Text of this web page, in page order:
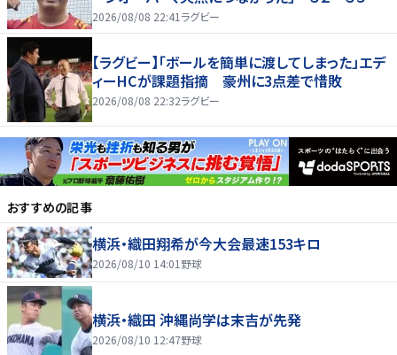
敗、オーストラリアに歴史的金星ならず
2026/08/08 22:41 ラグビー
【ラグビー】「ボールを簡単に渡してしまった」エデ
ィーHCが課題指摘 豪州に3点差で惜敗
2026/08/08 22:32ラグビー
おすすめの記事
横浜・織田翔希が今大会最速153キロ
2026/08/10 14:01野球
横浜・織田 沖縄尚学は末吉が先発
2026/08/10 12:47野球